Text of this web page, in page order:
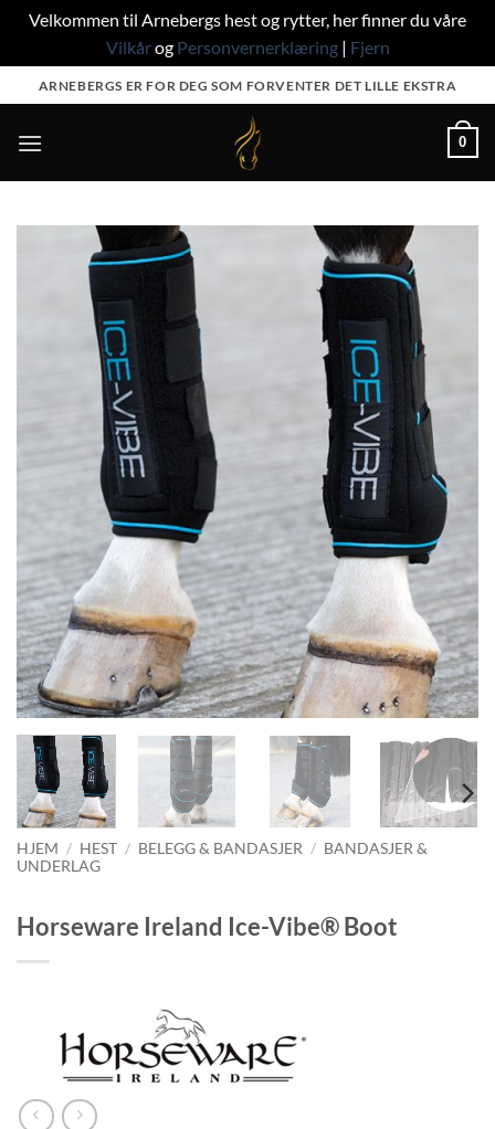
Velkommen til Arnebergs hest og rytter, her finner du våre
Vilkårog Personvernerklæring| Fjern
to
content
ARNEBERGS ER FOR DEG SOM FORVENTER DET LILLE EKSTRA
0
HJEM / HEST / BELEGG & BANDASJER / BANDASJER &
UNDERLAG
Horseware Ireland Ice-Vibe® Boot